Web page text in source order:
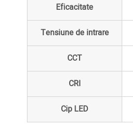
Eficacitate
Tensiune de intrare
CCT
CRI
Cip LED